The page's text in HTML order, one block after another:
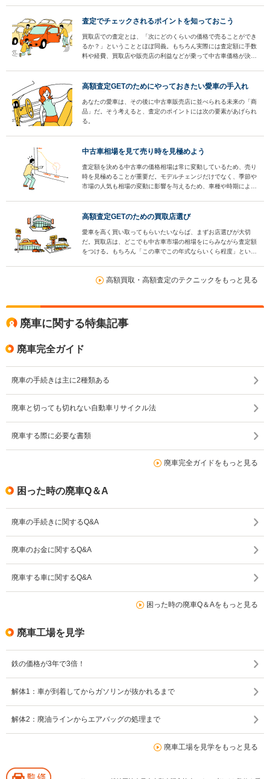
査定でチェックされるポイントを知っておこう
買取店での査定とは、「次にどのくらいの価格で売ることができ
るか？」ということとほぼ同義。もちろん実際には査定額に手数
料や経費、買取店や販売店の利益などが乗って中古車価格が決ま
高額査定GETのためにやっておきたい愛車の手入れ
あなたの愛車は、その後に中古車販売店に並べられる未来の「商
品」だ。そう考えると、査定のポイントには次の要素があげられ
る。
中古車相場を見て売り時を見極めよう
査定額を決める中古車の価格相場は常に変動しているため、売り
時を見極めることが重要だ。モデルチェンジだけでなく、季節や
市場の人気も相場の変動に影響を与えるため、車種や時期によっ
う。
高額査定GETのための買取店選び
愛車を高く買い取ってもらいたいならば、まずお店選びが大切
だ。買取店は、どこでも中古車市場の相場をにらみながら査定額
をつける。もちろん「この車でこの年式ならいくら程度」という
高額買取・高額査定のテクニックをもっと見る
廃車に関する特集記事
廃車完全ガイド
廃車の手続きは主に2種類ある
廃車と切っても切れない自動車リサイクル法
廃車する際に必要な書類
廃車完全ガイドをもっと見る
困った時の廃車Q＆A
廃車の手続きに関するQ&A
廃車のお金に関するQ&A
廃車する車に関するQ&A
困った時の廃車Q＆Aをもっと見る
廃車工場を見学
鉄の価格が3年で3倍！
解体1：車が到着してからガソリンが抜かれるまで
解体2：廃油ラインからエアバッグの処理まで
廃車工場を見学をもっと見る